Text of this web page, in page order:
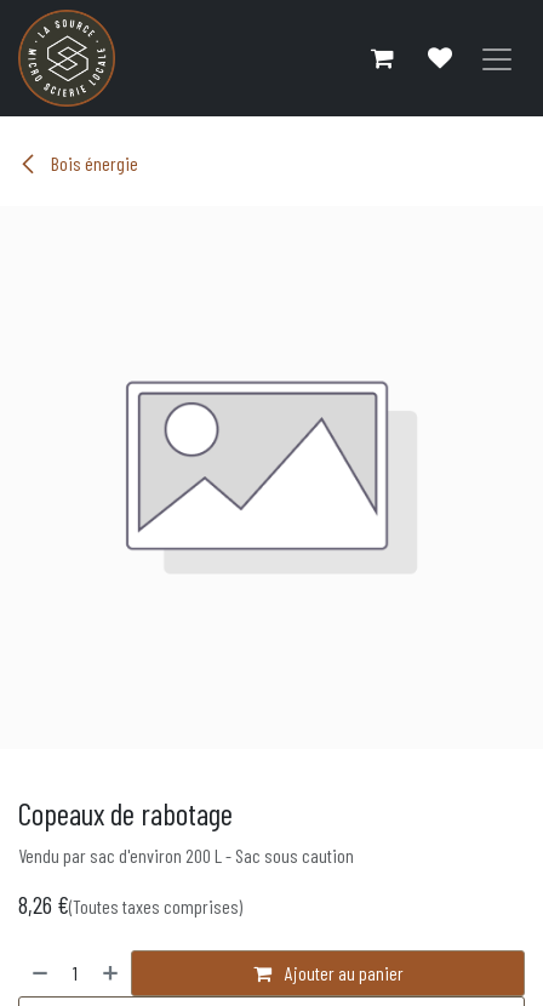
Se rendre au contenu
Bois énergie
Copeaux de rabotage
Vendu par sac d'environ 200 L - Sac sous caution
8,26 €(Toutes taxes comprises)
Ajouter au panier